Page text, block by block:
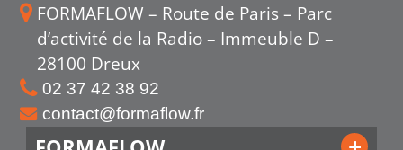
FORMAFLOW – Route de Paris – Parc
d’activité de la Radio – Immeuble D –
28100 Dreux
02 37 42 38 92
contact@formaflow.fr